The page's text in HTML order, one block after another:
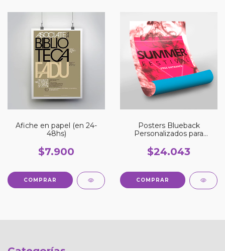
Afiche en papel (en 24-
48hs)
$7.900
COMPRAR
Posters Blueback
Personalizados para
Rápida
$24.043
COMPRAR